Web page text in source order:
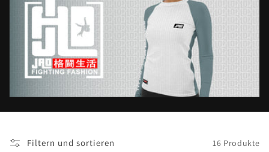
Filtern und sortieren 16 Produkte